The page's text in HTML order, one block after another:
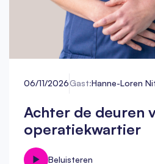
06/11/2026Gast:Hanne-Loren
Achter de deuren
operatiekwartier
Beluisteren